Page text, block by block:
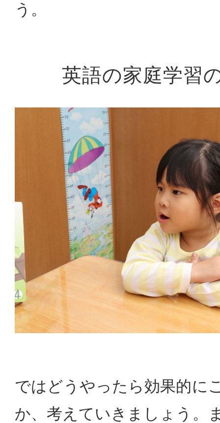
う。
英語の家庭学習
ではどうやったら効果的に
か、考えていきましょう。